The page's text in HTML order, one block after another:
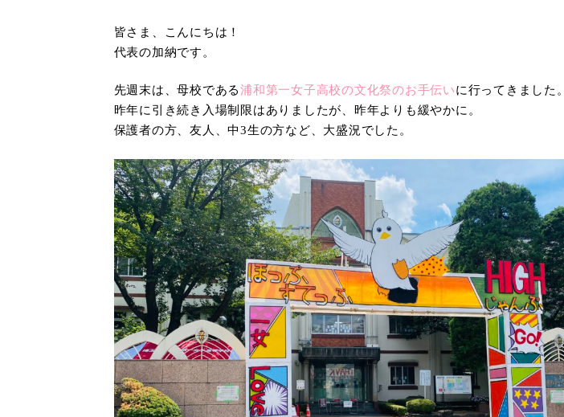
皆さま、こんにちは！
代表の加納です。
先週末は、母校である浦和第一女子高校の文化祭のお手伝いに行ってきました。
昨年に引き続き入場制限はありましたが、昨年よりも緩やかに。
保護者の方、友人、中3生の方など、大盛況でした。